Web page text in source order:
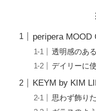
peripera MOOD
透明感のあ
デイリーに
KEYM by KIM
思わず飾り